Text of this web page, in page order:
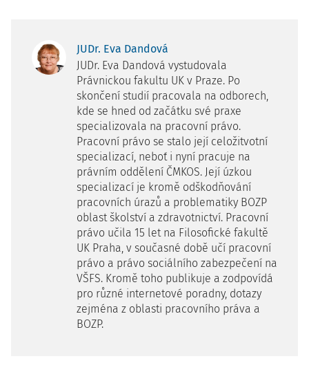
JUDr. Eva Dandová
JUDr. Eva Dandová vystudovala
Právnickou fakultu UK v Praze. Po
skončení studií pracovala na odborech,
kde se hned od začátku své praxe
specializovala na pracovní právo.
Pracovní právo se stalo její celožitvotní
specializací, neboť i nyní pracuje na
právním oddělení ČMKOS. Její úzkou
specializací je kromě odškodňování
pracovních úrazů a problematiky BOZP
oblast školství a zdravotnictví. Pracovní
právo učila 15 let na Filosofické fakultě
UK Praha, v současné době učí pracovní
právo a právo sociálního zabezpečení na
VŠFS. Kromě toho publikuje a zodpovídá
pro různé internetové poradny, dotazy
zejména z oblasti pracovního práva a
BOZP.